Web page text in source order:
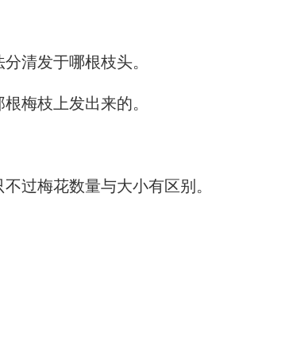
清发于哪根枝头。
梅枝上发出来的。
过梅花数量与大小有区别。